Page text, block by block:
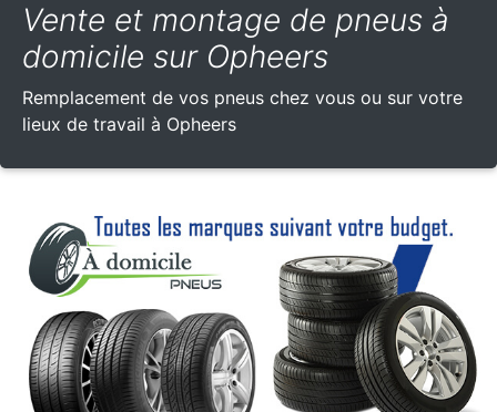
Vente et montage de pneus à
domicile sur Opheers
Remplacement de vos pneus chez vous ou sur votre
lieux de travail à Opheers